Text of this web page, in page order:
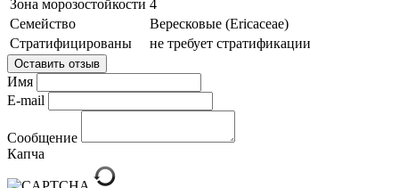
Зона морозостойкости 4
Семейство
Вересковые (Ericaceae)
Стратифицированы
не требует стратификации
Оставить отзыв
Имя
E-mail
Сообщение
Капча